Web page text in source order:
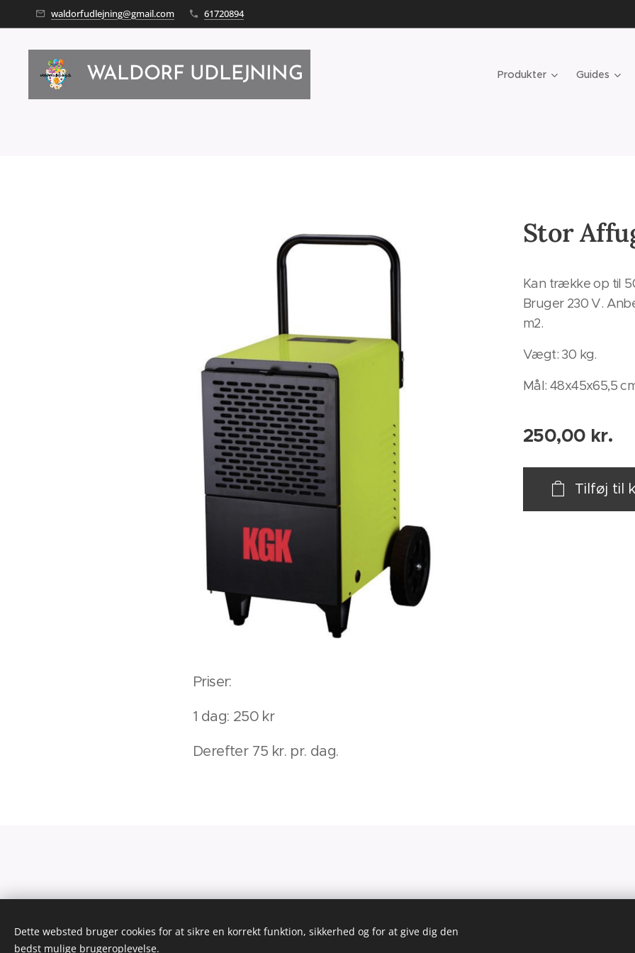
waldorfudlejning@gmail.com 61720894
WALDORF UDLEJNING Produkter Guides
Stor
Kan trække op til
Bruger 230 V.
m2.
Vægt: 30 kg.
Mål: 48x45x65,5
250,00 kr.
Tilføj til
Priser:
1 dag: 250 kr
Derefter 75 kr. pr. dag.
Dette websted bruger cookies for at sikre en korrekt funktion, sikkerhed og for at give dig den
bedst mulige brugeroplevelse.